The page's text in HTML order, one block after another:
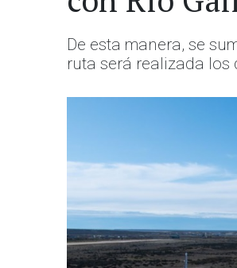
De esta manera, se
ruta será realizada los